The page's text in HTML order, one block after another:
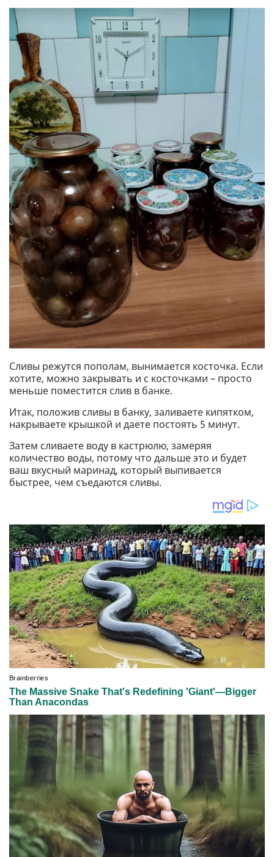
Сливы режутся пополам, вынимается косточка. Если
хотите, можно закрывать и с косточками – просто
меньше поместится слив в банке.
Итак, положив сливы в банку, заливаете кипятком,
накрываете крышкой и даете постоять 5 минут.
Затем сливаете воду в кастрюлю, замеряя
количество воды, потому что дальше это и будет
ваш вкусный маринад, который выпивается
быстрее, чем съедаются сливы.